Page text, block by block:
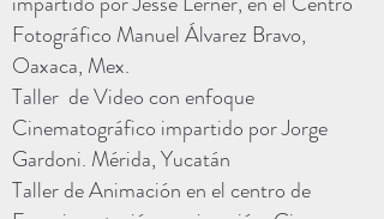
Fotográfico Manuel Álvarez Bravo,
Oaxaca, Mex.
Taller de Video con enfoque
Cinematográfico impartido por Jorge
Gardoni. Mérida, Yucatán
Taller de Animación en el centro de